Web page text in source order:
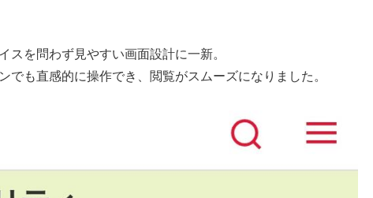
スを問わず見やすい画面設計に一新。
でも直感的に操作でき、閲覧がスムーズになりました。